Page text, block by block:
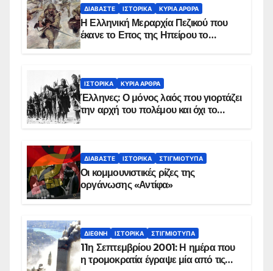
ΔΙΑΒΆΣΤΕ ΙΣΤΟΡΙΚΆ ΚΥΡΙΑ ΑΡΘΡΑ
Η Ελληνική Μεραρχία Πεζικού που
έκανε το Επος της Ηπείρου το
ΙΣΤΟΡΙΚΆ ΚΥΡΙΑ ΑΡΘΡΑ
Έλληνες: Ο μόνος λαός που γιορτάζει
την αρχή του πολέμου και όχι το
ΔΙΑΒΆΣΤΕ ΙΣΤΟΡΙΚΆ ΣΤΙΓΜΙΌΤΥΠΑ
Οι κομμουνιστικές ρίζες της
οργάνωσης «Αντίφα»
ΔΙΕΘΝΉ ΙΣΤΟΡΙΚΆ ΣΤΙΓΜΙΌΤΥΠΑ
11η Σεπτεμβρίου 2001: Η ημέρα που
η τρομοκρατία έγραψε μία από τις